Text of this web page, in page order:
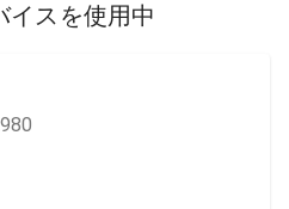
イスを使用中